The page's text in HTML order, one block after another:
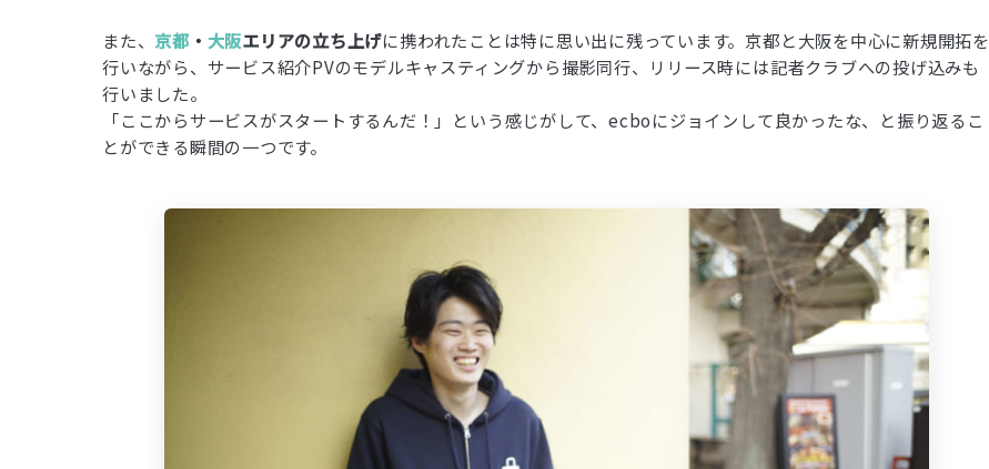
また、 京都・ 大阪エリアの立ち上げに携われたことは特に思い出に残っています。京都と大阪を中心に新規開拓を
行いながら、サービス紹介PVのモデルキャスティングから撮影同行、リリース時には記者クラブへの投げ込みも
行いました。
「ここからサービスがスタートするんだ！」という感じがして、ecboにジョインして良かったな、と振り返るこ
とができる瞬間の一つです。